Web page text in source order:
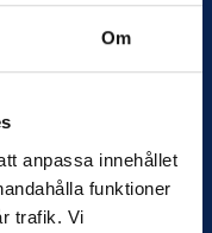
Om
anpassa innehållet
funktioner
trafik. Vi